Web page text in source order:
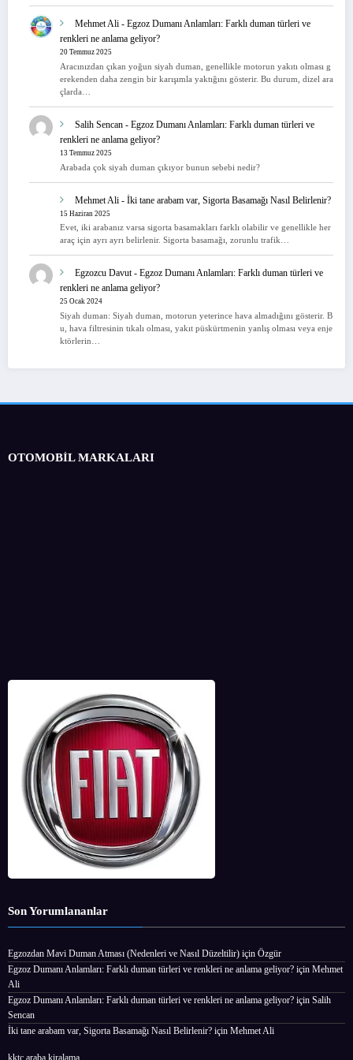
Mehmet Ali - Egzoz Dumanı Anlamları: Farklı duman türleri ve
renkleri ne anlama geliyor?
20 Temmuz 2025
Aracınızdan çıkan yoğun siyah duman, genellikle motorun yakıtı olması g
erekenden daha zengin bir karışımla yaktığını gösterir. Bu durum, dizel ara
çlarda…
Salih Sencan - Egzoz Dumanı Anlamları: Farklı duman türleri ve
renkleri ne anlama geliyor?
13 Temmuz 2025
Arabada çok siyah duman çıkıyor bunun sebebi nedir?
Mehmet Ali - İki tane arabam var, Sigorta Basamağı Nasıl Belirlenir?
15 Haziran 2025
Evet, iki arabanız varsa sigorta basamakları farklı olabilir ve genellikle her
araç için ayrı ayrı belirlenir. Sigorta basamağı, zorunlu trafik…
Egzozcu Davut- Egzoz Dumanı Anlamları: Farklı duman türleri ve
renkleri ne anlama geliyor?
25 Ocak 2024
Siyah duman: Siyah duman, motorun yeterince hava almadığını gösterir. B
u, hava filtresinin tıkalı olması, yakıt püskürtmenin yanlış olması veya enje
ktörlerin…
OTOMOBİL MARKALARI
Son Yorumlananlar
Egzozdan Mavi Duman Atması (Nedenleri ve Nasıl Düzeltilir) için Özgür
Egzoz Dumanı Anlamları: Farklı duman türleri ve renkleri ne anlama geliyor? için Mehmet
Ali
Egzoz Dumanı Anlamları: Farklı duman türleri ve renkleri ne anlama geliyor? için Salih
Sencan
İki tane arabam var, Sigorta Basamağı Nasıl Belirlenir? için Mehmet Ali